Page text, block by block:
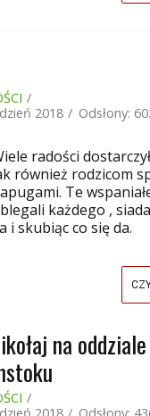
2018
Odsłony:
radości
również rodzicom
Te
każdego ,
i skubiąc co się da.
na
2018
Odsłony: